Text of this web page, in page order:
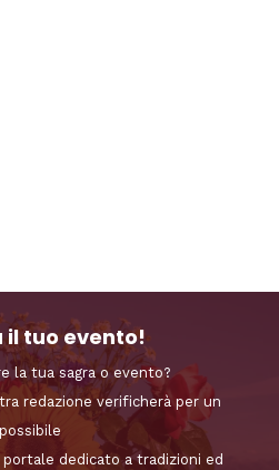
il tuo evento!
la tua sagra o evento?
redazione verificherà per un
possibile
dedicato a tradizioni ed